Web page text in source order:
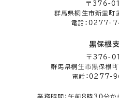
〒376-
群馬県桐生市新里町
電話：0277-
黒保根
〒376-
群馬県桐生市黒保根
電話：0277-